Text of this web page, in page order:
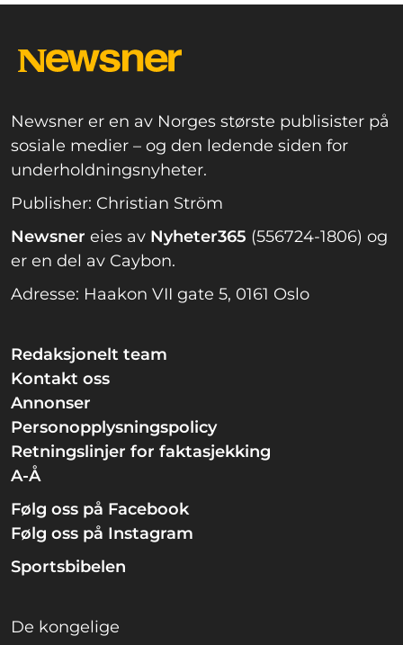
Newsner er en av Norges største publisister på
sosiale medier – og den ledende siden for
underholdningsnyheter.
Publisher: Christian Ström
Newsner eies av Nyheter365 (556724-1806) og
er en del av Caybon.
Adresse: Haakon VII gate 5, 0161 Oslo
Redaksjonelt team
Kontakt oss
Annonser
Personopplysningspolicy
Retningslinjer for faktasjekking
A-Å
Følg oss på Facebook
Følg oss på Instagram
Sportsbibelen
De kongelige